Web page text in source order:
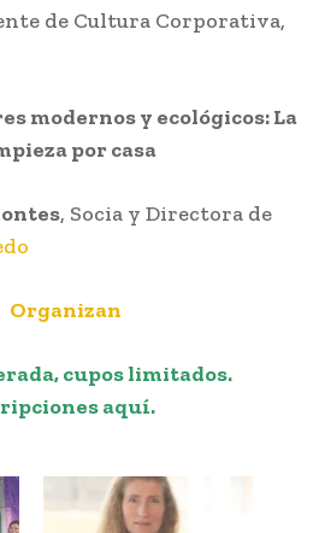
de Cultura Corporativa,
modernos y ecológicos: La
por casa
, Socia y Directora de
cupos limitados.
aquí.